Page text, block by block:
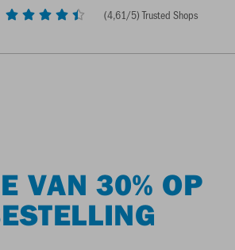
(4,61/5) Trusted Shops
VAN 30% OP